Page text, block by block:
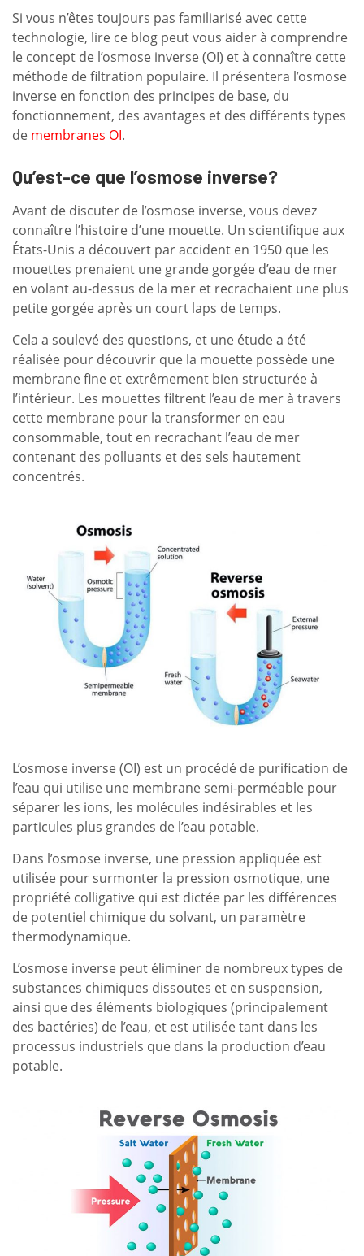
Si vous n’êtes toujours pas familiarisé avec cette
technologie, lire ce blog peut vous aider à comprendre
le concept de l’osmose inverse (OI) et à connaître cette
méthode de filtration populaire. Il présentera l’osmose
inverse en fonction des principes de base, du
fonctionnement, des avantages et des différents types
de membranes OI.
Qu’est-ce que l’osmose inverse?
Avant de discuter de l’osmose inverse, vous devez
connaître l’histoire d’une mouette. Un scientifique aux
États-Unis a découvert par accident en 1950 que les
mouettes prenaient une grande gorgée d’eau de mer
en volant au-dessus de la mer et recrachaient une plus
petite gorgée après un court laps de temps.
Cela a soulevé des questions, et une étude a été
réalisée pour découvrir que la mouette possède une
membrane fine et extrêmement bien structurée à
l’intérieur. Les mouettes filtrent l’eau de mer à travers
cette membrane pour la transformer en eau
consommable, tout en recrachant l’eau de mer
contenant des polluants et des sels hautement
concentrés.
L’osmose inverse (OI) est un procédé de purification de
l’eau qui utilise une membrane semi-perméable pour
séparer les ions, les molécules indésirables et les
particules plus grandes de l’eau potable.
Dans l’osmose inverse, une pression appliquée est
utilisée pour surmonter la pression osmotique, une
propriété colligative qui est dictée par les différences
de potentiel chimique du solvant, un paramètre
thermodynamique.
L’osmose inverse peut éliminer de nombreux types de
substances chimiques dissoutes et en suspension,
ainsi que des éléments biologiques (principalement
des bactéries) de l’eau, et est utilisée tant dans les
processus industriels que dans la production d’eau
potable.